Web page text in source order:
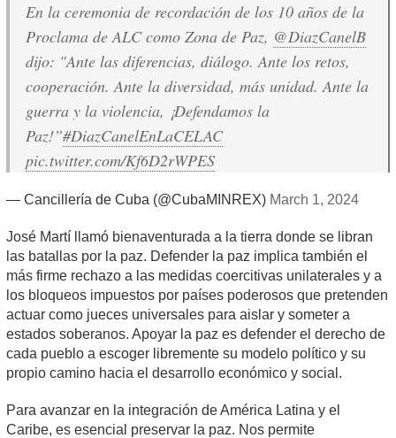
En la ceremonia de recordación de los 10 años de la
Proclama de ALC como Zona de Paz, @DiazCanelB
dijo: "Ante las diferencias, diálogo. Ante los retos,
cooperación. Ante la diversidad, más unidad. Ante la
guerra y la violencia, ¡Defendamos la
Paz!”#DiazCanelEnLaCELAC
pic.twitter.com/Kf6D2rWPES
— Cancillería de Cuba (@CubaMINREX) March 1, 2024
José Martí llamó bienaventurada a la tierra donde se libran
las batallas por la paz. Defender la paz implica también el
más firme rechazo a las medidas coercitivas unilaterales y a
los bloqueos impuestos por países poderosos que pretenden
actuar como jueces universales para aislar y someter a
estados soberanos. Apoyar la paz es defender el derecho de
cada pueblo a escoger libremente su modelo político y su
propio camino hacia el desarrollo económico y social.
Para avanzar en la integración de América Latina y el
Caribe, es esencial preservar la paz. Nos permite